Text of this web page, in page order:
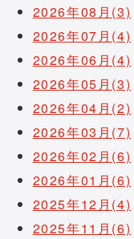
2026年08月(3)
2026年07月(4)
2026年06月(4)
2026年05月(3)
2026年04月(2)
2026年03月(7)
2026年02月(6)
2026年01月(6)
2025年12月(4)
2025年11月(6)